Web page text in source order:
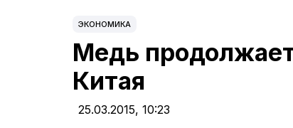
ЭКОНОМИКА
Медь
Китая
25.03.2015, 10:23